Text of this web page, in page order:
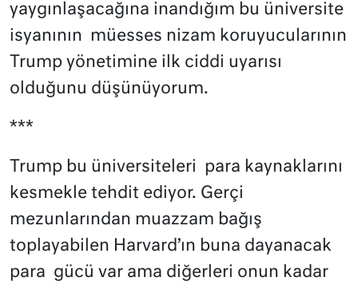
yaygınlaşacağına inandığım bu üniversite
isyanının müesses nizam koruyucularının
Trump yönetimine ilk ciddi uyarısı
olduğunu düşünüyorum.
***
Trump bu üniversiteleri
para kaynaklarını
kesmekle tehdit ediyor. Gerçi
mezunlarından muazzam bağış
toplayabilen Harvard’ın buna dayanacak
para gücü var ama diğerleri onun kadar